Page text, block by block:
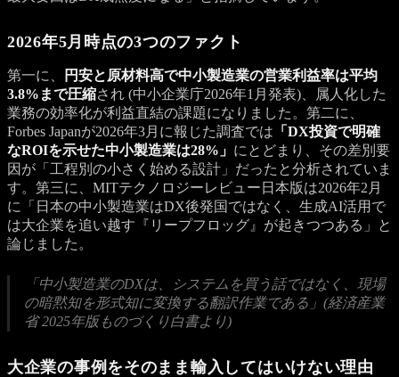
2026年5月時点の3つのファクト
第一に、
円安と原材料高で中小製造業の営業利益率は平均
3.8%まで圧縮され (中小企業庁2026年1月発表)、属人化した
業務の効率化が利益直結の課題になりました。第二に、
Forbes Japanが2026年3月に報じた調査では 「DX投資で明確
なROIを示せた中小製造業は28%」 にとどまり、その差別要
因が「工程別の小さく始める設計」だったと分析されていま
す。第三に、MITテクノロジーレビュー日本版は2026年2月
に「日本の中小製造業はDX後発国ではなく、生成AI活用で
は大企業を追い越す『リープフロッグ』が起きつつある」と
論じました。
「中小製造業のDXは、システムを買う話ではなく、現場
の暗黙知を形式知に変換する翻訳作業である」(経済産業
省 2025年版ものづくり白書より)
大企業の事例をそのまま輸入してはいけない理由